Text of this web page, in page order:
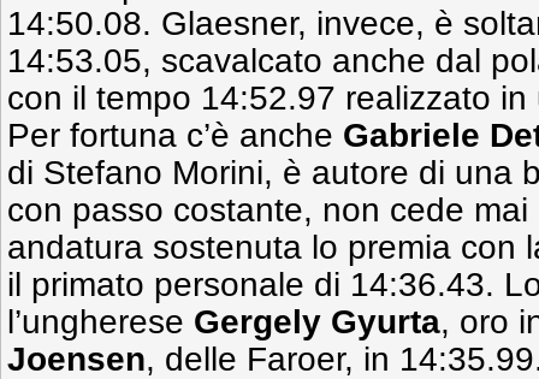
14:50.08. Glaesner, invece, è
14:53.05, scavalcato anche dal
con il tempo 14:52.97 realizzato
Per fortuna c’è anche Gabriele
di Stefano Morini, è autore di una
con passo costante, non cede
andatura sostenuta lo premia con
il primato personale di 14:36.43.
l’ungherese Gergely Gyurta, oro
Joensen, delle Faroer, in